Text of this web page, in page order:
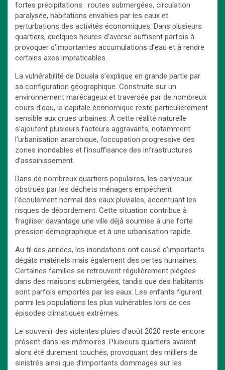
fortes précipitations : routes submergées, circulation
paralysée, habitations envahies par les eaux et
perturbations des activités économiques. Dans plusieurs
quartiers, quelques heures d’averse suffisent parfois à
provoquer d’importantes accumulations d’eau et à rendre
certains axes impraticables.
La vulnérabilité de Douala s’explique en grande partie par
sa configuration géographique. Construite sur un
environnement marécageux et traversée par de nombreux
cours d’eau, la capitale économique reste particulièrement
sensible aux crues urbaines. À cette réalité naturelle
s’ajoutent plusieurs facteurs aggravants, notamment
l’urbanisation anarchique, l’occupation progressive des
zones inondables et l’insuffisance des infrastructures
d’assainissement.
Dans de nombreux quartiers populaires, les caniveaux
obstrués par les déchets ménagers empêchent
l’écoulement normal des eaux pluviales, accentuant les
risques de débordement. Cette situation contribue à
fragiliser davantage une ville déjà soumise à une forte
pression démographique et à une urbanisation rapide.
Au fil des années, les inondations ont causé d’importants
dégâts matériels mais également des pertes humaines.
Certaines familles se retrouvent régulièrement piégées
dans des maisons submergées, tandis que des habitants
sont parfois emportés par les eaux. Les enfants figurent
parmi les populations les plus vulnérables lors de ces
épisodes climatiques extrêmes.
Le souvenir des violentes pluies d’août 2020 reste encore
présent dans les mémoires. Plusieurs quartiers avaient
alors été durement touchés, provoquant des milliers de
sinistrés ainsi que d’importants dommages sur les